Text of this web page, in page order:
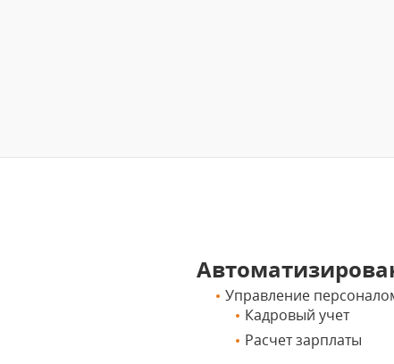
Управление
Кадровый учет
Расчет зарплаты